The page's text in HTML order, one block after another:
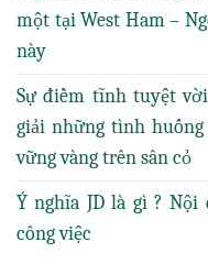
một tại West Ham –
này
Sự điềm tĩnh tuyệt
giải những tình
vững vàng trên sân cỏ
Ý nghĩa JD là gì ? Nội
công việc